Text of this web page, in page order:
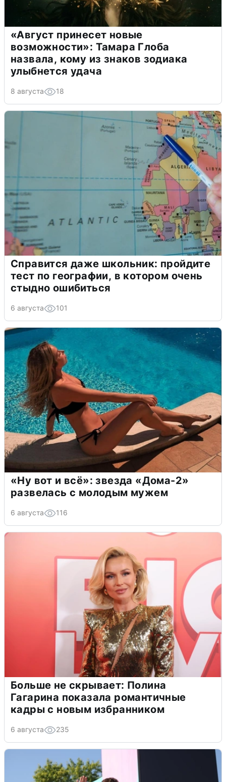
«Август принесет новые
возможности»: Тамара Глоба
назвала, кому из знаков зодиака
улыбнется удача
8 августа 18
Справится даже школьник: пройдите
тест по географии, в котором очень
стыдно ошибиться
6 августа 101
«Ну вот и всё»: звезда «Дома-2»
развелась с молодым мужем
6 августа 116
Больше не скрывает: Полина
Гагарина показала романтичные
кадры с новым избранником
6 августа 235